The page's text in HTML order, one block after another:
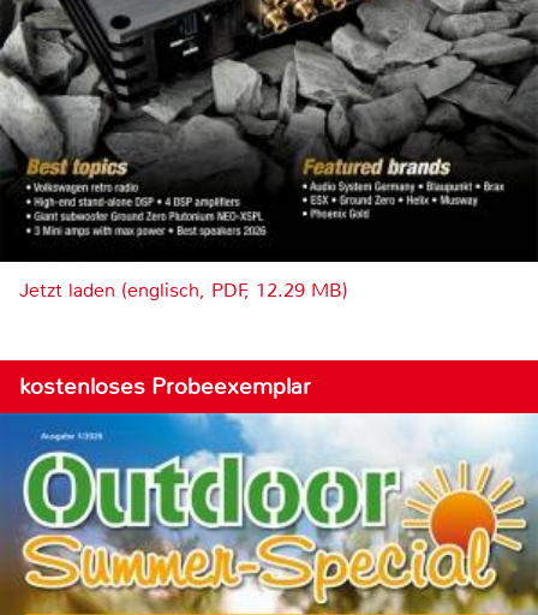
Jetzt laden (englisch, PDF, 12.29 MB)
kostenloses Probeexemplar